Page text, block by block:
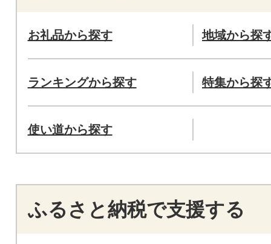
お礼品から探す 地域から探
ランキングから探す 特集から探
使い道から探す
ふるさと納税で支援する